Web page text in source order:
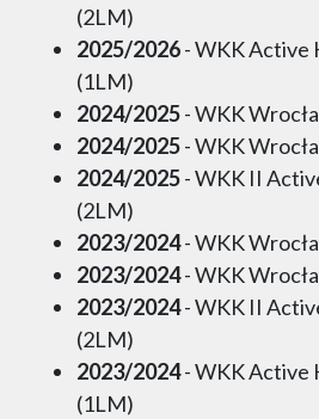
(2LM)
2025/2026- WKK Active
(1LM)
2024/2025- WKK
2024/2025- WKK
2024/2025- WKK II
(2LM)
2023/2024- WKK
2023/2024- WKK
2023/2024- WKK II
(2LM)
2023/2024- WKK Active
(1LM)